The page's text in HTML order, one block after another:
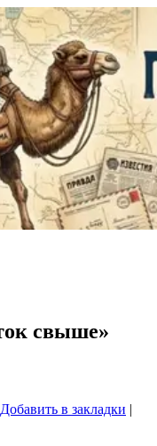
свыше»
Добавить в закладки |